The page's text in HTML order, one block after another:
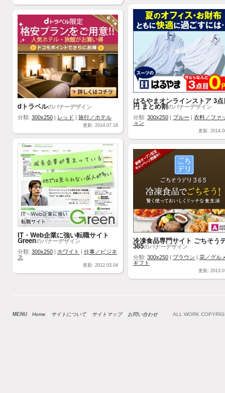
はるやまオンラインストア 3
円 まとめ割のバナーデザイン
分類: 300x250 ブルー
衣料／ファ
ョン
更新:
dトラベルのバナーデザイン
分類: 300x250 レッド 旅行／ホテル
更新: 2014.07.18
IT・Web企業に強い転職サイト
Greenのバナーデザイン
分類: 300x250 ホワイト
仕事／ビジネ
ス
更新: 2012.03.04
冷凍食品専門サイト ごちそう
365のバナーデザイン
分類: 300x250 ブラウン
花／グル
ギフト
更新:
MENU Home サイトについて サイトマップ お問い合わせ ALL WORK